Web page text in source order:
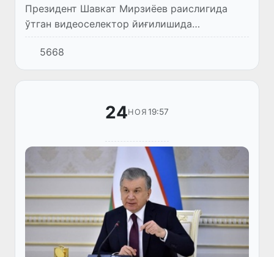
Президент Шавкат Мирзиёев раислигида
ўтган видеоселектор йиғилишида
ҳудудларда хизматлар ва сервис соҳасини
ривожлантиришга қаратилган устувор
вазифалар муҳокама қилинди.
5668
24НОЯ 19:57